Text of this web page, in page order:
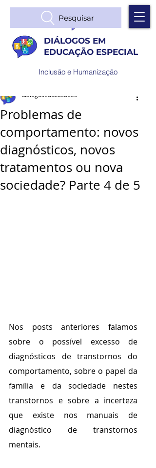
DIÁLOGOS EM
EDUCAÇÃO ESPECIAL
Inclusão e Humanização
Pesquisar
Problemas de
comportamento: novos
diagnósticos, novos
tratamentos ou nova
sociedade? Parte 4 de 5
dialogoseducacaoes
Nos posts anteriores falamos
sobre o possível excesso de
diagnósticos de transtornos do
comportamento, sobre o papel da
família e da sociedade nestes
transtornos e sobre a incerteza
que existe nos manuais de
diagnóstico de transtornos
mentais.